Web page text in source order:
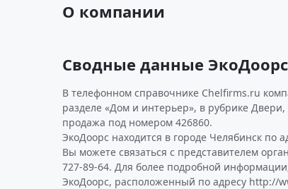
О компании
Сводные данные ЭкоДоорс
В телефонном справочнике Chelfirms.ru
разделе «Дом и интерьер», в рубрике
продажа под номером 426860.
ЭкоДоорс находится в городе Челябинск по
Вы можете связаться с представителем
727-89-64. Для более подробной
ЭкоДоорс, расположенный по адресу http://